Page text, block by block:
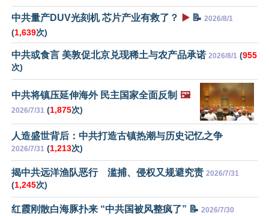
中共量产DUV光刻机 芯片产业有救了？ ▶️ 📝 2026/8/1
(1,639次)
中共或食言 美敦促北京兑现稀土与农产品承诺 2026/8/1 (955
次)
中共将镇压延伸海外 民主国家全面反制 🖼️
2026/7/31 (1,875次)
人造盛世背后：中共打造古镇热潮与历史记忆之争
2026/7/31 (1,213次)
揭中共远洋渔队恶行 滥捕、侵权又规避究责 2026/7/31
(1,245次)
红霞刚散白海豚扑来 “中共国被风整疯了” 📝 2026/7/30